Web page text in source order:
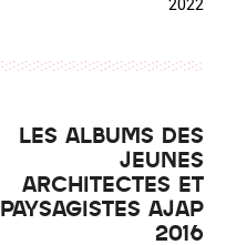
LES ALBUMS DES
JEUNES
ARCHITECTES ET
PAYSAGISTES AJAP
2016